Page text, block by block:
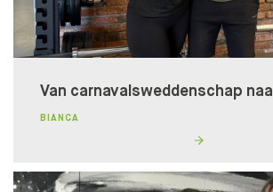
Van carnavalsweddenschap
BIANCA
Wij helpen je graag naar een fit, gezond